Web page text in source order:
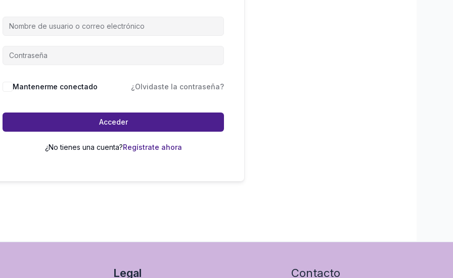
Mantenerme conectado ¿Olvidaste la contraseña?
Acceder
¿No tienes una cuenta?Regístrate ahora
Legal Contacto